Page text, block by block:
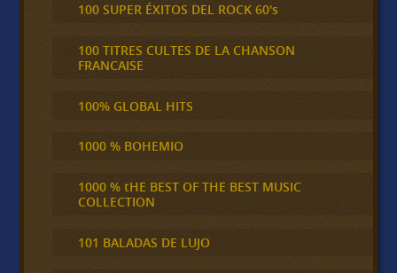
100 SUPER ÉXITOS DEL ROCK 60's
100 TITRES CULTES DE LA CHANSON
FRANCAISE
100% GLOBAL HITS
1000 % BOHEMIO
1000 % tHE BEST OF THE BEST MUSIC
COLLECTION
101 BALADAS DE LUJO